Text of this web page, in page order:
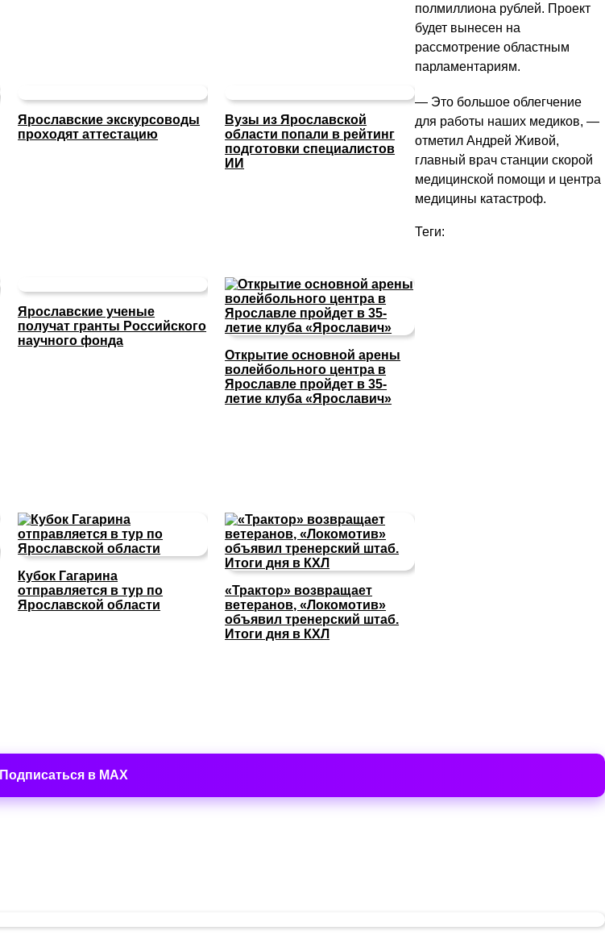
Ярославские экскурсоводы
проходят аттестацию
Вузы из Ярославской
области попали в рейтинг
подготовки специалистов
ИИ
Ярославские ученые
получат гранты Российского
научного фонда
Открытие основной арены
волейбольного центра в
Ярославле пройдет в 35-
летие клуба «Ярославич»
Кубок Гагарина
отправляется в тур по
Ярославской области
«Трактор» возвращает
ветеранов, «Локомотив»
объявил тренерский штаб.
Итоги дня в КХЛ
полмиллиона рублей. Проект
будет вынесен на
рассмотрение областным
парламентариям.
— Это большое облегчение
для работы наших медиков, —
отметил Андрей Живой,
главный врач станции скорой
медицинской помощи и центра
медицины катастроф.
Теги:
Подписаться в MAX